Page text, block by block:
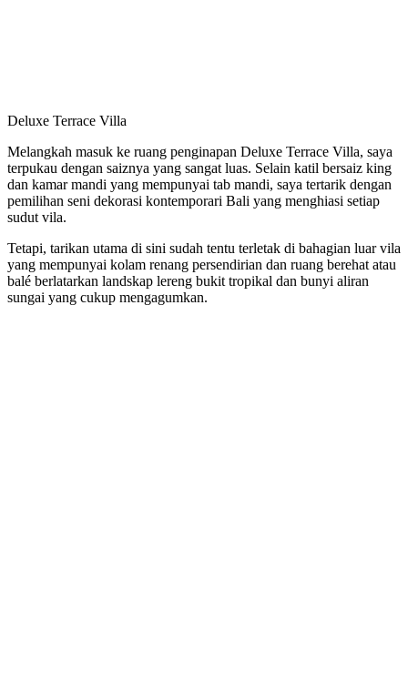
Deluxe Terrace Villa
Melangkah masuk ke ruang penginapan Deluxe Terrace Villa, saya
terpukau dengan saiznya yang sangat luas. Selain katil bersaiz king
dan kamar mandi yang mempunyai tab mandi, saya tertarik dengan
pemilihan seni dekorasi kontemporari Bali yang menghiasi setiap
sudut vila.
Tetapi, tarikan utama di sini sudah tentu terletak di bahagian luar vila
yang mempunyai kolam renang persendirian dan ruang berehat atau
balé berlatarkan landskap lereng bukit tropikal dan bunyi aliran
sungai yang cukup mengagumkan.